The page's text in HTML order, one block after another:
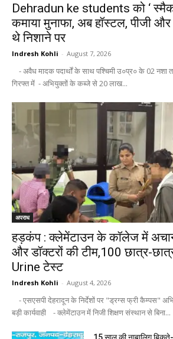
Dehradun ke students को ‘
कमाया मुनाफा, अब हॉस्टल, पीजी
थे निशाने पर
Indresh Kohli - August 7, 2026
- अवैध मादक पदार्थों के साथ पश्चिमी उ०प्र० के 02
गिरफ्त में - अभियुक्तों के कब्जे से 20 लाख...
अपराध
हड़कंप : क्लेमेंटाउन के कॉलेज में
और डॉक्टरों की टीम,100 छात्र-
Urine टेस्ट
Indresh Kohli - August 4, 2026
- एसएसपी देहरादून के निर्देशों पर "ड्रग्स फ्री कैम्पस"
बड़ी कार्यवाही - क्लेमेंटाउन में निजी शिक्षण संस्थान से बिना...